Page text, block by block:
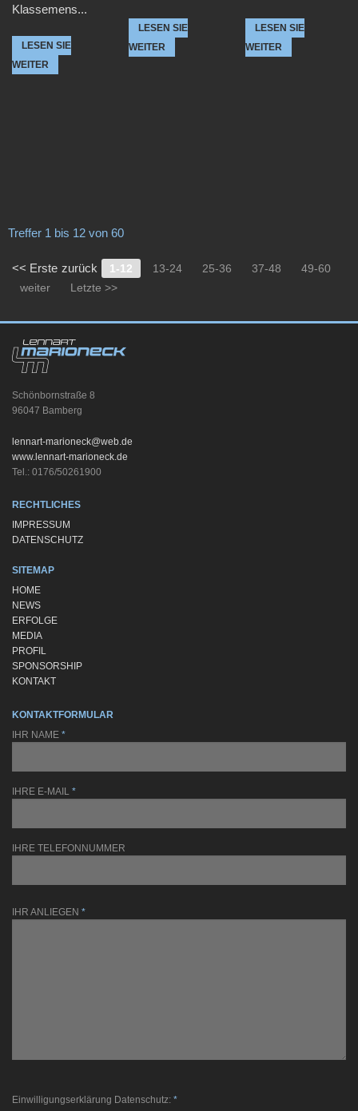
Klassemens...
LESEN SIE
WEITER
LESEN SIE
WEITER
LESEN SIE
WEITER
Treffer 1 bis 12 von 60
<< Erste zurück 1-12 13-24 25-36 37-48
49-60
weiter
Letzte >>
Schönbornstraße 8
96047 Bamberg
lennart-marioneck@web.de
www.lennart-marioneck.de
Tel.: 0176/50261900
RECHTLICHES
IMPRESSUM
DATENSCHUTZ
SITEMAP
HOME
NEWS
ERFOLGE
MEDIA
PROFIL
SPONSORSHIP
KONTAKT
KONTAKTFORMULAR
IHR NAME *
IHRE E-MAIL *
IHRE TELEFONNUMMER
IHR ANLIEGEN *
Einwilligungserklärung Datenschutz: *